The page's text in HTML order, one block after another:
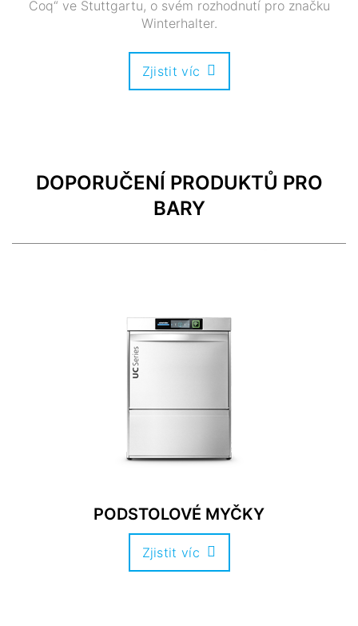
Coq“ ve Stuttgartu, o svém rozhodnutí pro značku
Winterhalter.
Zjistit víc
DOPORUČENÍ PRODUKTŮ PRO
BARY
PODSTOLOVÉ MYČKY
Zjistit víc